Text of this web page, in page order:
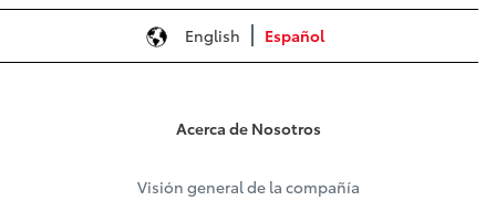
English Español
Acerca de Nosotros
Visión general de la compañía